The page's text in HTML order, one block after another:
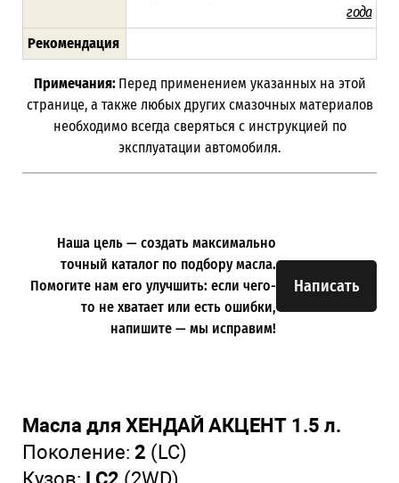
года
Рекомендация
Примечания: Перед применением указанных на этой
странице, а также любых других смазочных материалов
необходимо всегда сверяться с инструкцией по
эксплуатации автомобиля.
Написать
Наша цель — создать максимально
точный каталог по подбору масла.
Помогите нам его улучшить: если чего-
то не хватает или есть ошибки,
напишите — мы исправим!
Масла для ХЕНДАЙ АКЦЕНТ 1.5 л.
Поколение: 2 (LC)